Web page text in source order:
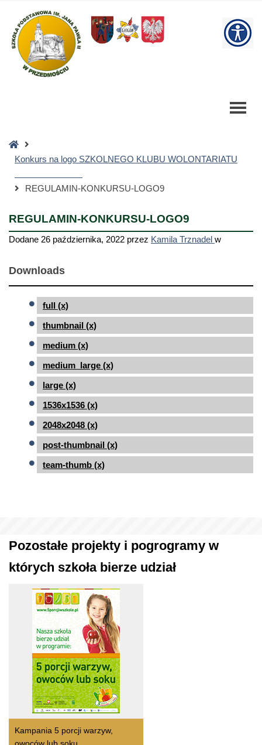
KONKURSU-
LOGO9
Szkoła
Podstawowa
Strona
główna
Konkurs na logo SZKOLNEGO KLUBU WOLONTARIATU
REGULAMIN-KONKURSU-LOGO9
REGULAMIN-KONKURSU-LOGO9
Dodane 26 października, 2022 przez Kamila Trznadel w
Downloads
full (x)
thumbnail (x)
medium (x)
medium_large (x)
large (x)
1536x1536 (x)
2048x2048 (x)
post-thumbnail (x)
team-thumb (x)
Pozostałe projekty i pogrogramy w
których szkoła bierze udział
Kampania 5 porcji warzyw,